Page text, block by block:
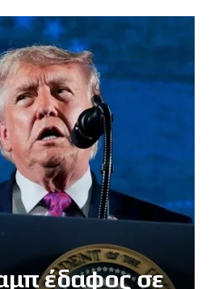
έδαφος σε